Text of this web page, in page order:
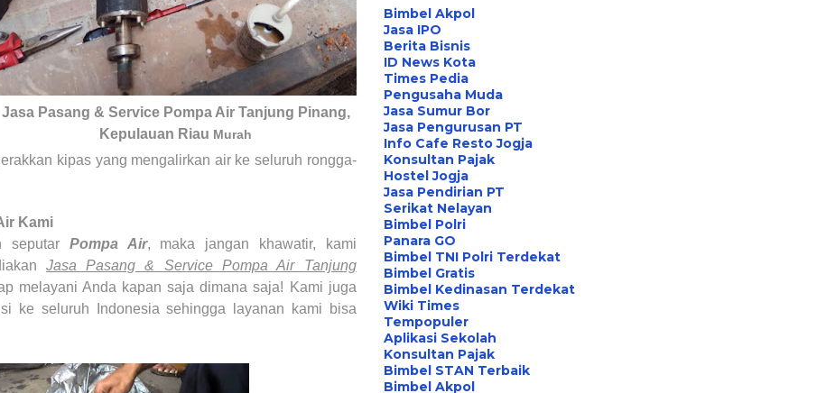
Jasa Pasang & Service Pompa Air Tanjung Pinang,
Kepulauan Riau Murah
kipas yang mengalirkan air ke seluruh rongga-
Kami
seputar Pompa Air, maka jangan khawatir, kami
Jasa Pasang & Service Pompa Air Tanjung
melayani Anda kapan saja dimana saja! Kami juga
ke seluruh Indonesia sehingga layanan kami bisa
Bimbel Akpol
Jasa IPO
Berita Bisnis
ID News Kota
Times Pedia
Pengusaha Muda
Jasa Sumur Bor
Jasa Pengurusan PT
Info Cafe Resto Jogja
Konsultan Pajak
Hostel Jogja
Jasa Pendirian PT
Serikat Nelayan
Bimbel Polri
Panara GO
Bimbel TNI Polri Terdekat
Bimbel Gratis
Bimbel Kedinasan Terdekat
Wiki Times
Tempopuler
Aplikasi Sekolah
Konsultan Pajak
Bimbel STAN Terbaik
Bimbel Akpol